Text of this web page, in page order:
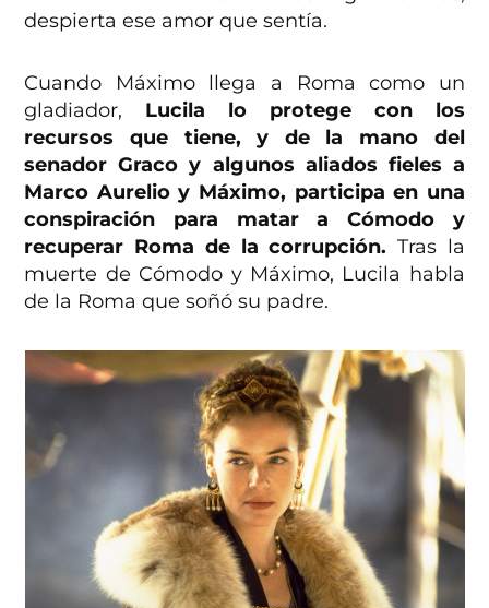
despierta ese amor que sentía.
Cuando Máximo llega a Roma como un
gladiador, Lucila lo protege con los
recursos que tiene, y de la mano del
senador Graco y algunos aliados fieles a
Marco Aurelio y Máximo, participa en una
conspiración para matar a Cómodo y
recuperar Roma de la corrupción. Tras la
muerte de Cómodo y Máximo, Lucila habla
de la Roma que soñó su padre.